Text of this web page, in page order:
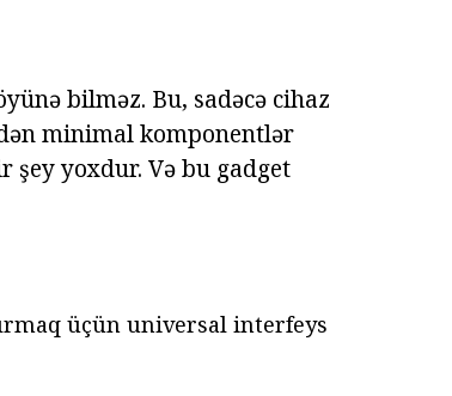
bilməz. Bu, sadəcə cihaz
minimal komponentlər
yoxdur. Və bu gadget
üçün universal interfeys